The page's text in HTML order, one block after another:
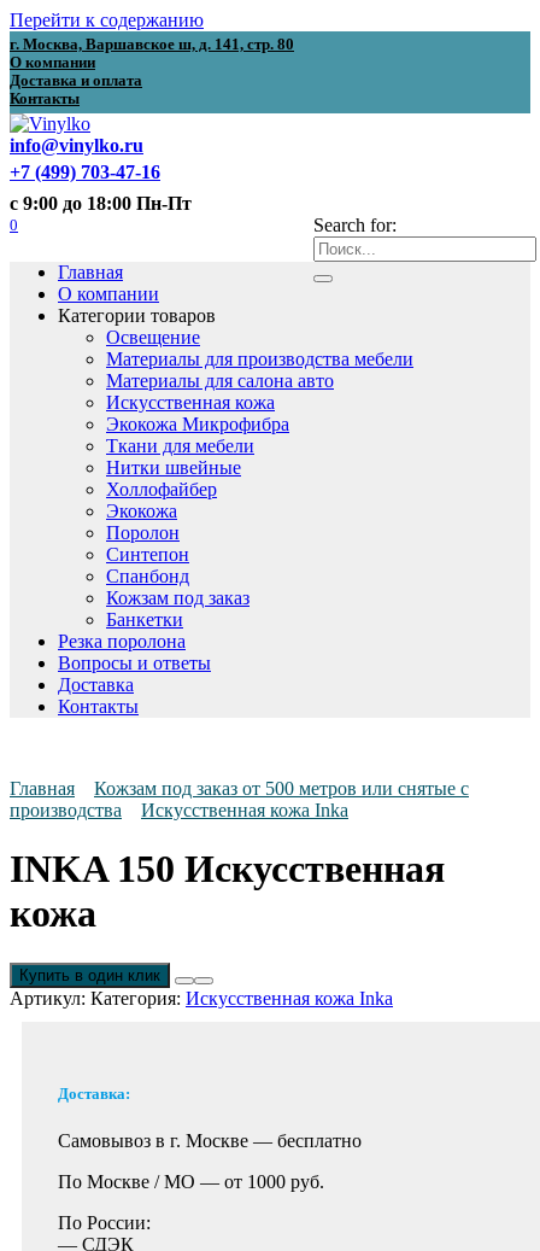
Перейти к содержанию
г. Москва, Варшавское ш, д. 141, стр. 80
О компании
Доставка и оплата
Контакты
info@vinylko.ru
+7 (499) 703-47-16
с 9:00 до 18:00 Пн-Пт
Search for:
0
Главная
О компании
Категории товаров
Освещение
Материалы для производства мебели
Материалы для салона авто
Искусственная кожа
Экокожа Микрофибра
Ткани для мебели
Нитки швейные
Холлофайбер
Экокожа
Поролон
Синтепон
Спанбонд
Кожзам под заказ
Банкетки
Резка поролона
Вопросы и ответы
Доставка
Контакты
Главная
Кожзам под заказ от 500 метров или снятые с
производства
Искусственная кожа Inka
INKA 150 Искусственная
кожа
Купить в один клик
Артикул: Категория: Искусственная кожа Inka
Доставка:
Самовывоз в г. Москве — бесплатно
По Москве / МО — от 1000 руб.
По России:
— СДЭК